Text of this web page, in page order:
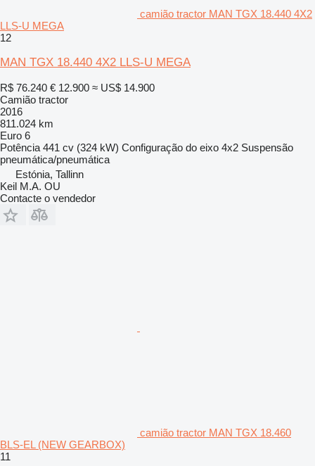
camião tractor MAN TGX 18.440 4X2
LLS-U MEGA
12
MAN TGX 18.440 4X2 LLS-U MEGA
R$ 76.240 € 12.900 ≈ US$ 14.900
Camião tractor
2016
811.024 km
Euro 6
Potência 441 cv (324 kW) Configuração do eixo 4x2 Suspensão
pneumática/pneumática
Estónia, Tallinn
Keil M.A. OU
Contacte o vendedor
camião tractor MAN TGX 18.460
BLS-EL (NEW GEARBOX)
11